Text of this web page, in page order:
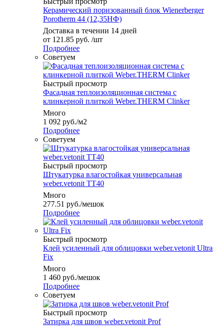
Керамический поризованный блок Wienerberger
Porotherm 44 (12,35НФ)
Доставка в течении 14 дней
от 121.85 руб. /шт
Подробнее
Советуем
Быстрый просмотр
Фасадная теплоизоляционная система с
клинкерной плиткой Weber.THERM Clinker
Много
1 092 руб./м2
Подробнее
Советуем
Быстрый просмотр
Штукатурка влагостойкая универсальная
weber.vetonit TT40
Много
277.51 руб./мешок
Подробнее
Быстрый просмотр
Клей усиленный для облицовки weber.vetonit Ultra
Fix
Много
1 460 руб./мешок
Подробнее
Советуем
Быстрый просмотр
Затирка для швов weber.vetonit Prof